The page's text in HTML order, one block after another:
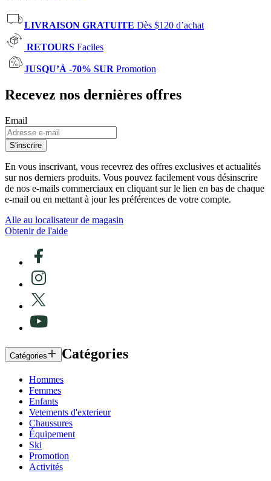
LIVRAISON GRATUITE Dès $120 d’achat
RETOURS Faciles
JUSQU’À -70% SUR Promotion
Recevez nos dernières offres
Email
S'inscrire
En vous inscrivant, vous recevrez des offres exclusives et actualités
sur nos derniers produits. Vous pouvez facilement vous désinscrire
de nos e-mails commerciaux en cliquant sur le lien en bas de chaque
e-mail ou en mettant à jour les préférences de votre compte.
Alle au localisateur de magasin
Obtenir de l'aide
Catégories Catégories
Hommes
Femmes
Enfants
Vetements d'exterieur
Chaussures
Équipement
Ski
Promotion
Activités